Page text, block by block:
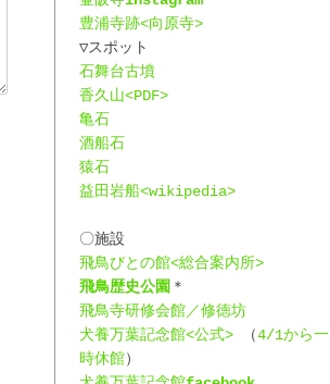
豊浦寺跡<向原寺>
▽スポット
石舞台古墳
香久山<PDF>
亀石
酒船石
猿石
益田岩船<wikipedia>
〇施設
飛鳥びとの館<総合案内所>
飛鳥歴史公園 ＊
飛鳥寺研修会館／修徳坊
犬養万葉記念館<公式> （4/1から一
時休館）